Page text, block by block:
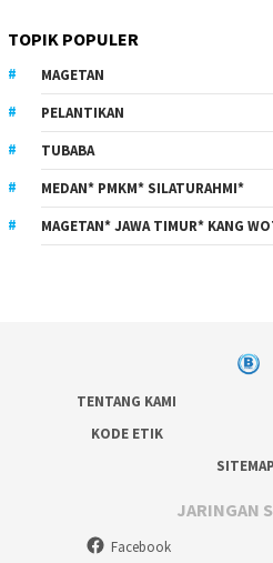
TOPIK POPULER
MAGETAN
PELANTIKAN
TUBABA
MEDAN* PMKM* SILATURAHMI*
MAGETAN* JAWA TIMUR* KANG
TENTANG KAMI
KODE ETIK
SITEMAP
JARINGAN
Facebook